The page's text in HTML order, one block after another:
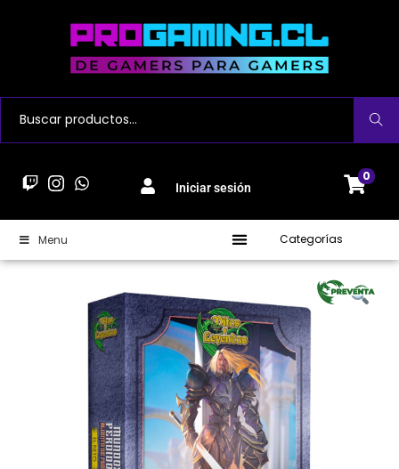
Buscar
Iniciar sesión
0
Menu Categorías